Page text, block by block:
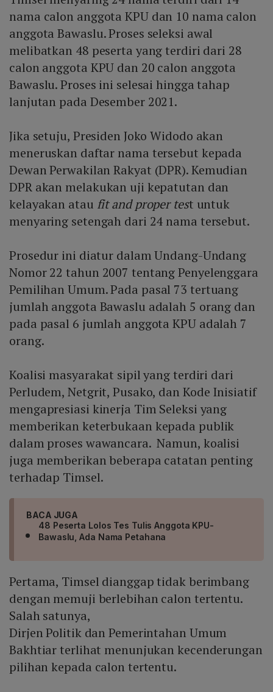
nama calon anggota KPU dan 10 nama calon
anggota Bawaslu. Proses seleksi awal
melibatkan 48 peserta yang terdiri dari 28
calon anggota KPU dan 20 calon anggota
Bawaslu. Proses ini selesai hingga tahap
lanjutan pada Desember 2021.
Jika setuju, Presiden Joko Widodo akan
meneruskan daftar nama tersebut kepada
Dewan Perwakilan Rakyat (DPR). Kemudian
DPR akan melakukan uji kepatutan dan
kelayakan atau fit and proper test untuk
menyaring setengah dari 24 nama tersebut.
Prosedur ini diatur dalam Undang-Undang
Nomor 22 tahun 2007 tentang Penyelenggara
Pemilihan Umum. Pada pasal 73 tertuang
jumlah anggota Bawaslu adalah 5 orang dan
pada pasal 6 jumlah anggota KPU adalah 7
orang.
Koalisi masyarakat sipil yang terdiri dari
Perludem, Netgrit, Pusako, dan Kode Inisiatif
mengapresiasi kinerja Tim Seleksi yang
memberikan keterbukaan kepada publik
dalam proses wawancara. Namun, koalisi
juga memberikan beberapa catatan penting
terhadap Timsel.
BACA JUGA
48 Peserta Lolos Tes Tulis Anggota KPU-
Bawaslu, Ada Nama Petahana
Pertama, Timsel dianggap tidak berimbang
dengan memuji berlebihan calon tertentu.
Salah satunya,
Dirjen Politik dan Pemerintahan Umum
Bakhtiar terlihat menunjukan kecenderungan
pilihan kepada calon tertentu.